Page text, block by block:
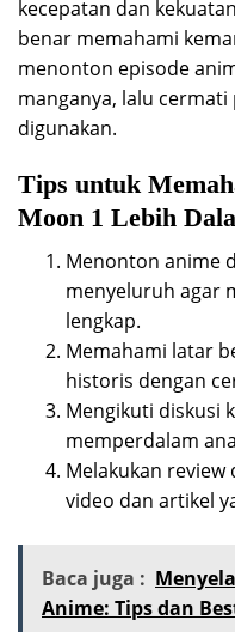
kecepatan dan
benar memahami
menonton episode
manganya, lalu
digunakan.
Tips untuk
Moon 1 Lebih
Menonton anime
menyeluruh agar
lengkap.
Memahami latar
historis dengan
Mengikuti diskusi
memperdalam
Melakukan review
video dan artikel
Baca juga :
Anime: Tips dan